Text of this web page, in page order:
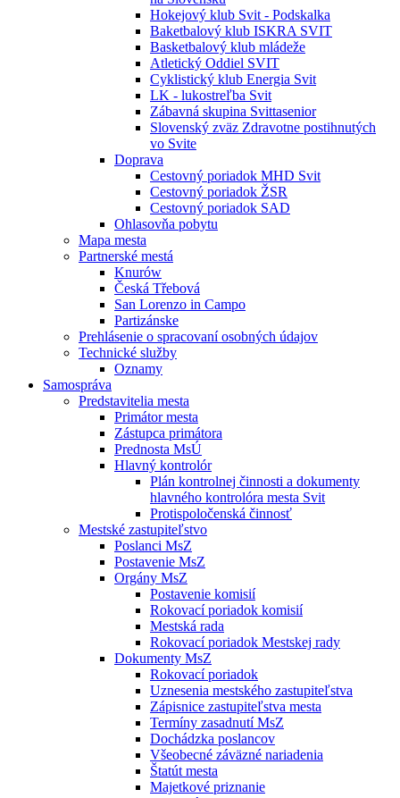
Hokejový klub Svit - Podskalka
Baketbalový klub ISKRA SVIT
Basketbalový klub mládeže
Atletický Oddiel SVIT
Cyklistický klub Energia Svit
LK - lukostreľba Svit
Zábavná skupina Svittasenior
Slovenský zväz Zdravotne postihnutých
vo Svite
Doprava
Cestovný poriadok MHD Svit
Cestovný poriadok ŽSR
Cestovný poriadok SAD
Ohlasovňa pobytu
Mapa mesta
Partnerské mestá
Knurów
Česká Třebová
San Lorenzo in Campo
Partizánske
Prehlásenie o spracovaní osobných údajov
Technické služby
Oznamy
Samospráva
Predstavitelia mesta
Primátor mesta
Zástupca primátora
Prednosta MsÚ
Hlavný kontrolór
Plán kontrolnej činnosti a dokumenty
hlavného kontrolóra mesta Svit
Protispoločenská činnosť
Mestské zastupiteľstvo
Poslanci MsZ
Postavenie MsZ
Orgány MsZ
Postavenie komisií
Rokovací poriadok komisií
Mestská rada
Rokovací poriadok Mestskej rady
Dokumenty MsZ
Rokovací poriadok
Uznesenia mestského zastupiteľstva
Zápisnice zastupiteľstva mesta
Termíny zasadnutí MsZ
Dochádzka poslancov
Všeobecné záväzné nariadenia
Štatút mesta
Majetkové priznanie